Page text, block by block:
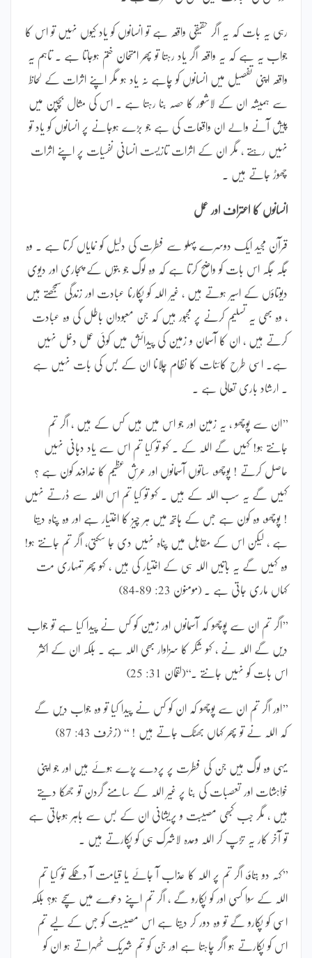
رہی یہ بات کہ یہ اگر حقیقی واقعہ ہے تو انسانوں کو یاد کیوں نہیں تو اس کا
جواب یہ ہے کہ یہ واقعہ اگر یاد رہتا تو پھر امتحان ختم ہوجاتا ہے ۔ تاہم یہ
واقعہ اپنی تفصیل میں انسانوں کو چاہے نہ یاد ہو مگر اپنے اثرات کے لحاظ
سے ہمیشہ ان کے لاشعور کا حصہ بنا رہتا ہے ۔ اس کی مثال بچپن میں
پیش آنے والے ان واقعات کی ہے جو بڑے ہوجانے پر انسانوں کو یاد تو
نہیں رہتے ، مگر ان کے اثرات تازیست انسانی نفسیات پر اپنے اثرات
چھوڑ جاتے ہیں ۔
انسانوں کا اعتراف اور عمل
قرآن مجید ایک دوسرے پہلو سے فطرت کی دلیل کو نمایاں کرتا ہے ۔ وہ
جگہ جگہ اس بات کو واضح کرتا ہے کہ وہ لوگ جو بتوں کے پجاری اور دیوی
دیوتاؤں کے اسیر ہوتے ہیں ، غیر اللہ کو پکارنا عبادت اور زندگی سمجھتے ہیں
، وہ بھی یہ تسلیم کرنے پر مجبور ہیں کہ جن معبودان باطل کی وہ عبادت
کرتے ہیں ، ان کا آسمان و زمین کی پیدائش میں کوئی عمل دخل نہیں
ہے۔ اسی طرح کائنات کا نظام چلانا ان کے بس کی بات نہیں ہے
۔ ارشاد باری تعالیٰ ہے ۔
’’ان سے پوچھو ، یہ زمین اور جو اس میں ہیں کس کے ہیں ، اگر تم
جانتے ہو! کہیں گے اللہ کے ۔ کہو تو کیا تم اس سے یاد دہانی نہیں
حاصل کرتے ! پوچھو، ساتوں آسمانوں اور عرشِ عظیم کا خداوند کون ہے ؟
کہیں گے یہ سب اللہ کے ہیں ۔ کہو تو کیا تم اس اللہ سے ڈرتے نہیں
! پوچھو، وہ کون ہے جس کے ہاتھ میں ہر چیز کا اختیار ہے اور وہ پناہ دیتا
ہے ، لیکن اس کے مقابل میں پناہ نہیں دی جا سکتی، اگر تم جانتے ہو!
وہ کہیں گے یہ باتیں اللہ ہی کے اختیار کی ہیں ، کہو پھر تمہاری مت
کہاں ماری جاتی ہے ۔ (مومنون 23: 89-84)
’’اگر تم ان سے پوچھو کہ آسمانوں اور زمین کو کس نے پیدا کیا ہے تو جواب
دیں گے اللہ نے ، کہو شکر کا سزاوار بھی اللہ ہے ۔ بلکہ ان کے اکثر
اس بات کو نہیں جانتے ۔‘‘(لقمان 31: 25)
’’اور اگر تم ان سے پوچھو کہ ان کو کس نے پیدا کیا تو وہ جواب دیں گے
کہ اللہ نے تو پھر کہاں بھٹک جاتے ہیں ! ‘‘ (زخرف 43: 87)
یہی وہ لوگ ہیں جن کی فطرت پر پردے پڑے ہوئے ہیں اور جو اپنی
خواہشات اور تعصبات کی بنا پر غیر اللہ کے سامنے گردن تو جھکا دیتے
ہیں ، مگر جب کبھی مصیبت و پریشانی ان کے بس سے باہر ہوجاتی ہے
تو آخر کار یہ تڑپ کر اللہ وحدہ لاشرک ہی کو پکارتے ہیں ۔
’’کہہ دو بتاؤ، اگر تم پر اللہ کا عذاب آ جائے یا قیامت آ دھمکے تو کیا تم
اللہ کے سوا کسی اور کو پکارو گے ، اگر تم اپنے دعوے میں سچے ہو؟ بلکہ
اسی کو پکارو گے تو وہ دور کر دیتا ہے اس مصیبت کو جس کے لیے تم
اس کو پکارتے ہو اگر چاہتا ہے اور جن کو تم شریک ٹھہراتے ہو ان کو